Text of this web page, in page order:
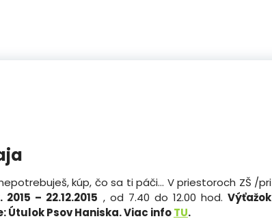
kúp, čo sa ti páči… V priestoroch ZŠ /pri
2015 – 22.12.2015 , od 7.40 do 12.00 hod.Výťažok
Útulok Psov Haniska. Viac infoTU.